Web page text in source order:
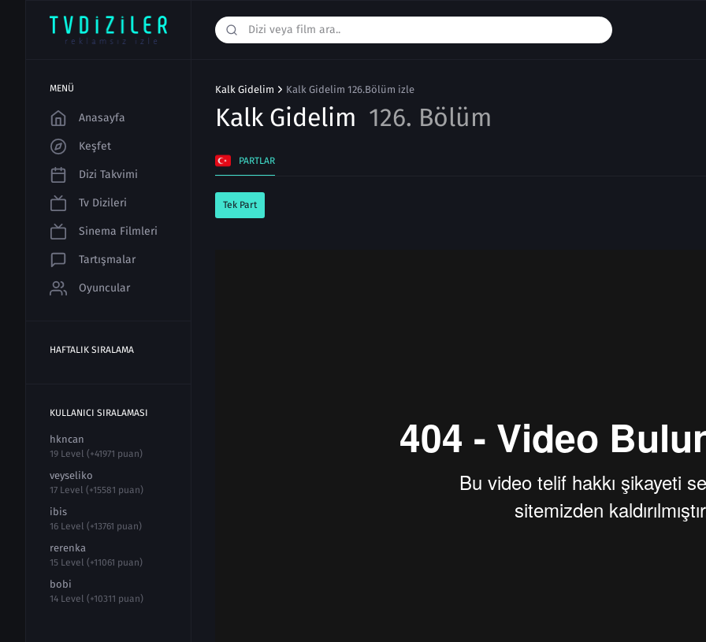
MENÜ
Anasayfa
Keşfet
Dizi Takvimi
Tv Dizileri
Sinema Filmleri
Tartışmalar
Oyuncular
HAFTALIK SIRALAMA
KULLANICI SIRALAMASI
hkncan
19 Level (+41971 puan)
veyseliko
17 Level (+15581 puan)
ibis
16 Level (+13761 puan)
rerenka
15 Level (+11061 puan)
bobi
14 Level (+10311 puan)
Kalk Gidelim Kalk Gidelim 126.Bölüm izle
Kalk Gidelim 126. Bölüm
PARTLAR
Tek Part